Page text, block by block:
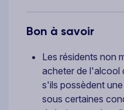
Bon à savoir
Les résidents non
acheter de l'alcool
s'ils possèdent
sous certaines